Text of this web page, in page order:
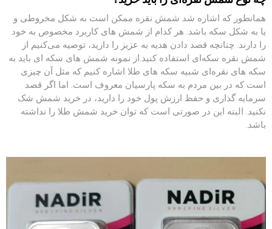
همانطور که اشاره شد شمش نقره ممکن است به شکل مخروطی و
یا به شکل سکه باشد. هر کدام از شمش‌ های کاربرد مخصوص به خود
را دارند. چنانچه قصد دادن هدیه به عزیز را دارید، توصیه می‌کنیم از
شمش ‌نقره سکه‌ای استفاده کنید.از نمونه شمش ‌های سکه‌ ای باید به
سکه ‌های نقره‌ای شبیه سکه ‌های طلا اشاره کنیم که مثل آن چیزی
است که در بین مردم به سکه پارسیان معروف است. اما اگر قصد
سرمایه ‌گذاری و حفظ ارزش پول خود را دارید، در خرید شمش شک
نکنید. البته این در صورتی است که توان خرید شمش طلا را نداشته
باشد.